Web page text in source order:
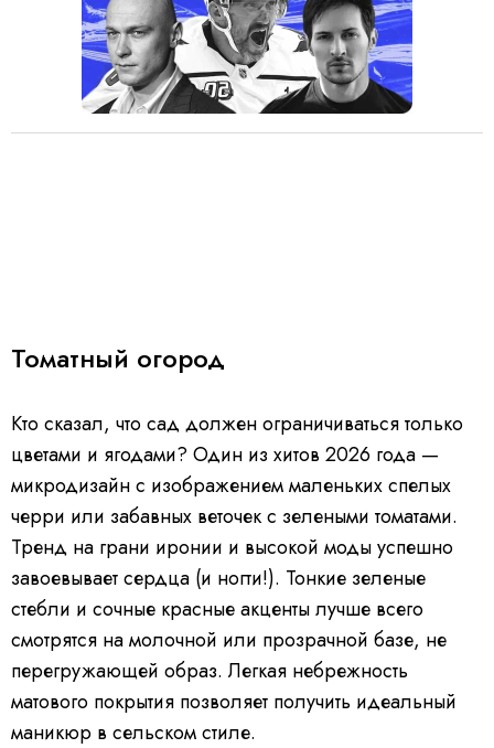
Томатный огород
Кто сказал, что сад должен ограничиваться только
цветами и ягодами? Один из хитов 2026 года —
микродизайн с изображением маленьких спелых
черри или забавных веточек с зелеными томатами.
Тренд на грани иронии и высокой моды успешно
завоевывает сердца (и ногти!). Тонкие зеленые
стебли и сочные красные акценты лучше всего
смотрятся на молочной или прозрачной базе, не
перегружающей образ. Легкая небрежность
матового покрытия позволяет получить идеальный
маникюр в сельском стиле.